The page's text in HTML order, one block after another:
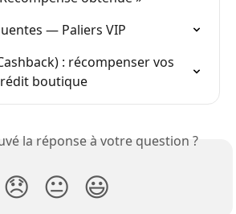
— Paliers VIP
: récompenser vos
boutique
la réponse à votre question ?
😞 😐 😃